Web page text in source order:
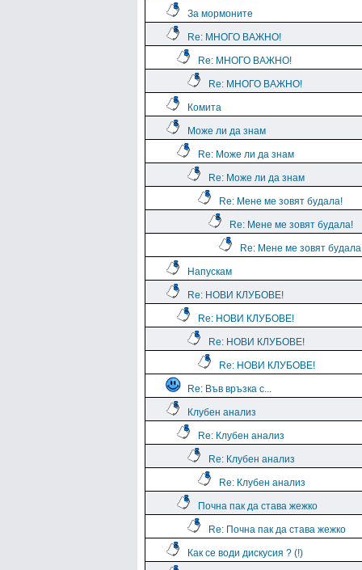
За мормоните
Re: МНОГО ВАЖНО!
Re: МНОГО ВАЖНО!
Re: МНОГО ВАЖНО!
Комита
Може ли да знам
Re: Може ли да знам
Re: Може ли да знам
Re: Мене ме зовят будала!
Re: Мене ме зовят будала!
Re: Мене ме зовят
Напускам
Re: НОВИ КЛУБОВЕ!
Re: НОВИ КЛУБОВЕ!
Re: НОВИ КЛУБОВЕ!
Re: НОВИ КЛУБОВЕ!
Re: Във връзка с...
Клубен анализ
Re: Клубен анализ
Re: Клубен анализ
Re: Клубен анализ
Почна пак да става жежко
Re: Почна пак да става жежко
Как се води дискусия ? (!)